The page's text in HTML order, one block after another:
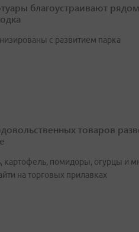
благоустраивают
с развитием парка
товаров
картофель, помидоры, огурцы и
на торговых прилавках